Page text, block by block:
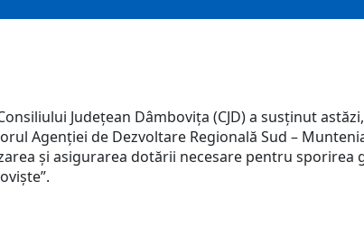
Județean Dâmbovița (CJD) a susținut
Agenției de Dezvoltare Regională Sud –
și asigurarea dotării necesare pentru